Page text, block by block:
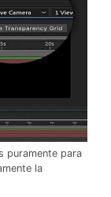
puramente para
la